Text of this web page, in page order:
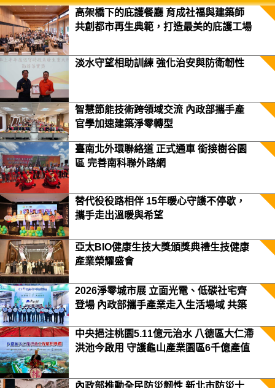
高架橋下的庇護餐廳 育成社福與建築師
共創都市再生典範，打造最美的庇護工場
淡水守望相助訓練 強化治安與防衛韌性
智慧節能技術跨領域交流 內政部攜手產
官學加速建築淨零轉型
臺南北外環聯絡道 正式通車 銜接樹谷園
區 完善南科聯外路網
替代役役路相伴 15年暖心守護不停歇，
攜手走出溫暖與希望
亞太BIO健康生技大獎頒獎典禮生技健康
產業榮耀盛會
2026淨零城市展 立面光電、低碳社宅齊
登場 內政部攜手產業走入生活場域 共築
中央挹注桃園5.11億元治水 八德區大仁滯
洪池今啟用 守護龜山產業園區6千億產值